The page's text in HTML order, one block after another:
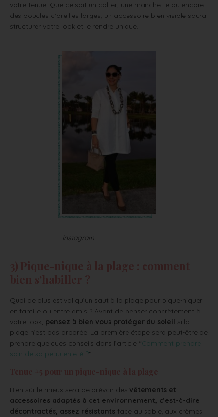
votre tenue. Que ce soit un collier, une manchette ou encore
des boucles d’oreilles larges, un accessoire bien visible saura
structurer votre look et le rendre unique.
Instagram
Quoi de plus estival qu’un saut à la plage pour pique-niquer
en famille ou entre amis ? Avant de penser concrètement à
votre look, pensez à bien vous protéger du soleil si la
plage n’est pas arborée. La première étape sera peut-être de
prendre quelques conseils dans l’article “Comment prendre
soin de sa peau en été ?“
Bien sûr le mieux sera de prévoir des vêtements et
accessoires adaptés à cet environnement, c’est-à-dire
décontractés, assez résistants face au sable, aux crèmes